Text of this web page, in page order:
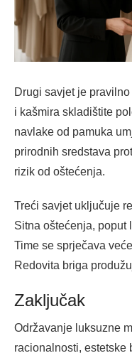
Drugi savjet je
i kašmira skladištite
navlake od pamuka
prirodnih sredstava
rizik od oštećenja.
Treći savjet uključuje
Sitna oštećenja, poput
Time se sprječava
Redovita briga
Zaključak
Održavanje luksuzne
racionalnosti, estetske